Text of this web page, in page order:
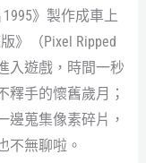
》製作成車上
》（Pixel Ripped
入遊戲，時間一秒
釋手的懷舊歲月；
邊蒐集像素碎片，
不無聊啦。